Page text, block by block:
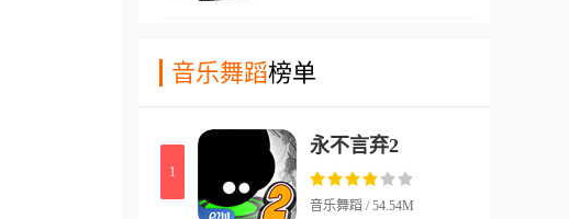
的音乐，也可以使用他预设的
前所未有的演奏体验！
演奏不同种类的音乐，而且游
奏出来的效果也是完全不一样
的！在游戏中玩家们能够使用
的其他内容非常多，还有许多
音乐舞蹈榜单
1
永不言弃2
音乐舞蹈 / 54.54M